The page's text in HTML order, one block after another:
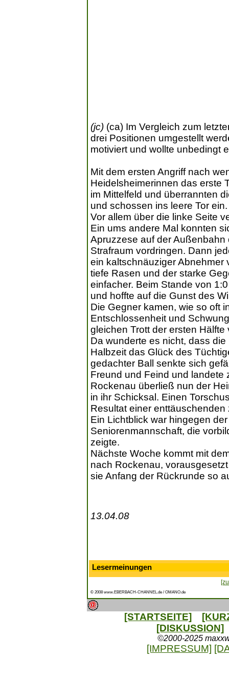
(jc) (ca) Im Vergleich zum
drei Positionen umgestellt
motiviert und wollte unbedingt
Mit dem ersten Angriff nach
Heidelsheimerinnen das erste
im Mittelfeld und überrannten
und schossen ins leere Tor ein.
Vor allem über die linke Seite
Ein ums andere Mal konnten
Apruzzese auf der
Strafraum vordringen. Dann
ein kaltschnäuziger Abnehmer
tiefe Rasen und der starke
einfacher. Beim Stande von
und hoffte auf die Gunst des
Die Gegner kamen, wie so oft
Entschlossenheit und
gleichen Trott der ersten Hälfte
Da wunderte es nicht, dass
Halbzeit das Glück des
gedachter Ball senkte sich
Freund und Feind und landete
Rockenau überließ nun der
in ihr Schicksal. Einen
Resultat einer enttäuschenden
Ein Lichtblick war hingegen
Seniorenmannschaft, die
zeigte.
Nächste Woche kommt mit
nach Rockenau,
sie Anfang der Rückrunde so
13.04.08
Lesermeinungen
© 2008 www.EBERBACH-CHANNEL.de / OMANO.de
[STARTSEITE]
[DISKUSSION]
©2000-2025
[IMPRESSUM]